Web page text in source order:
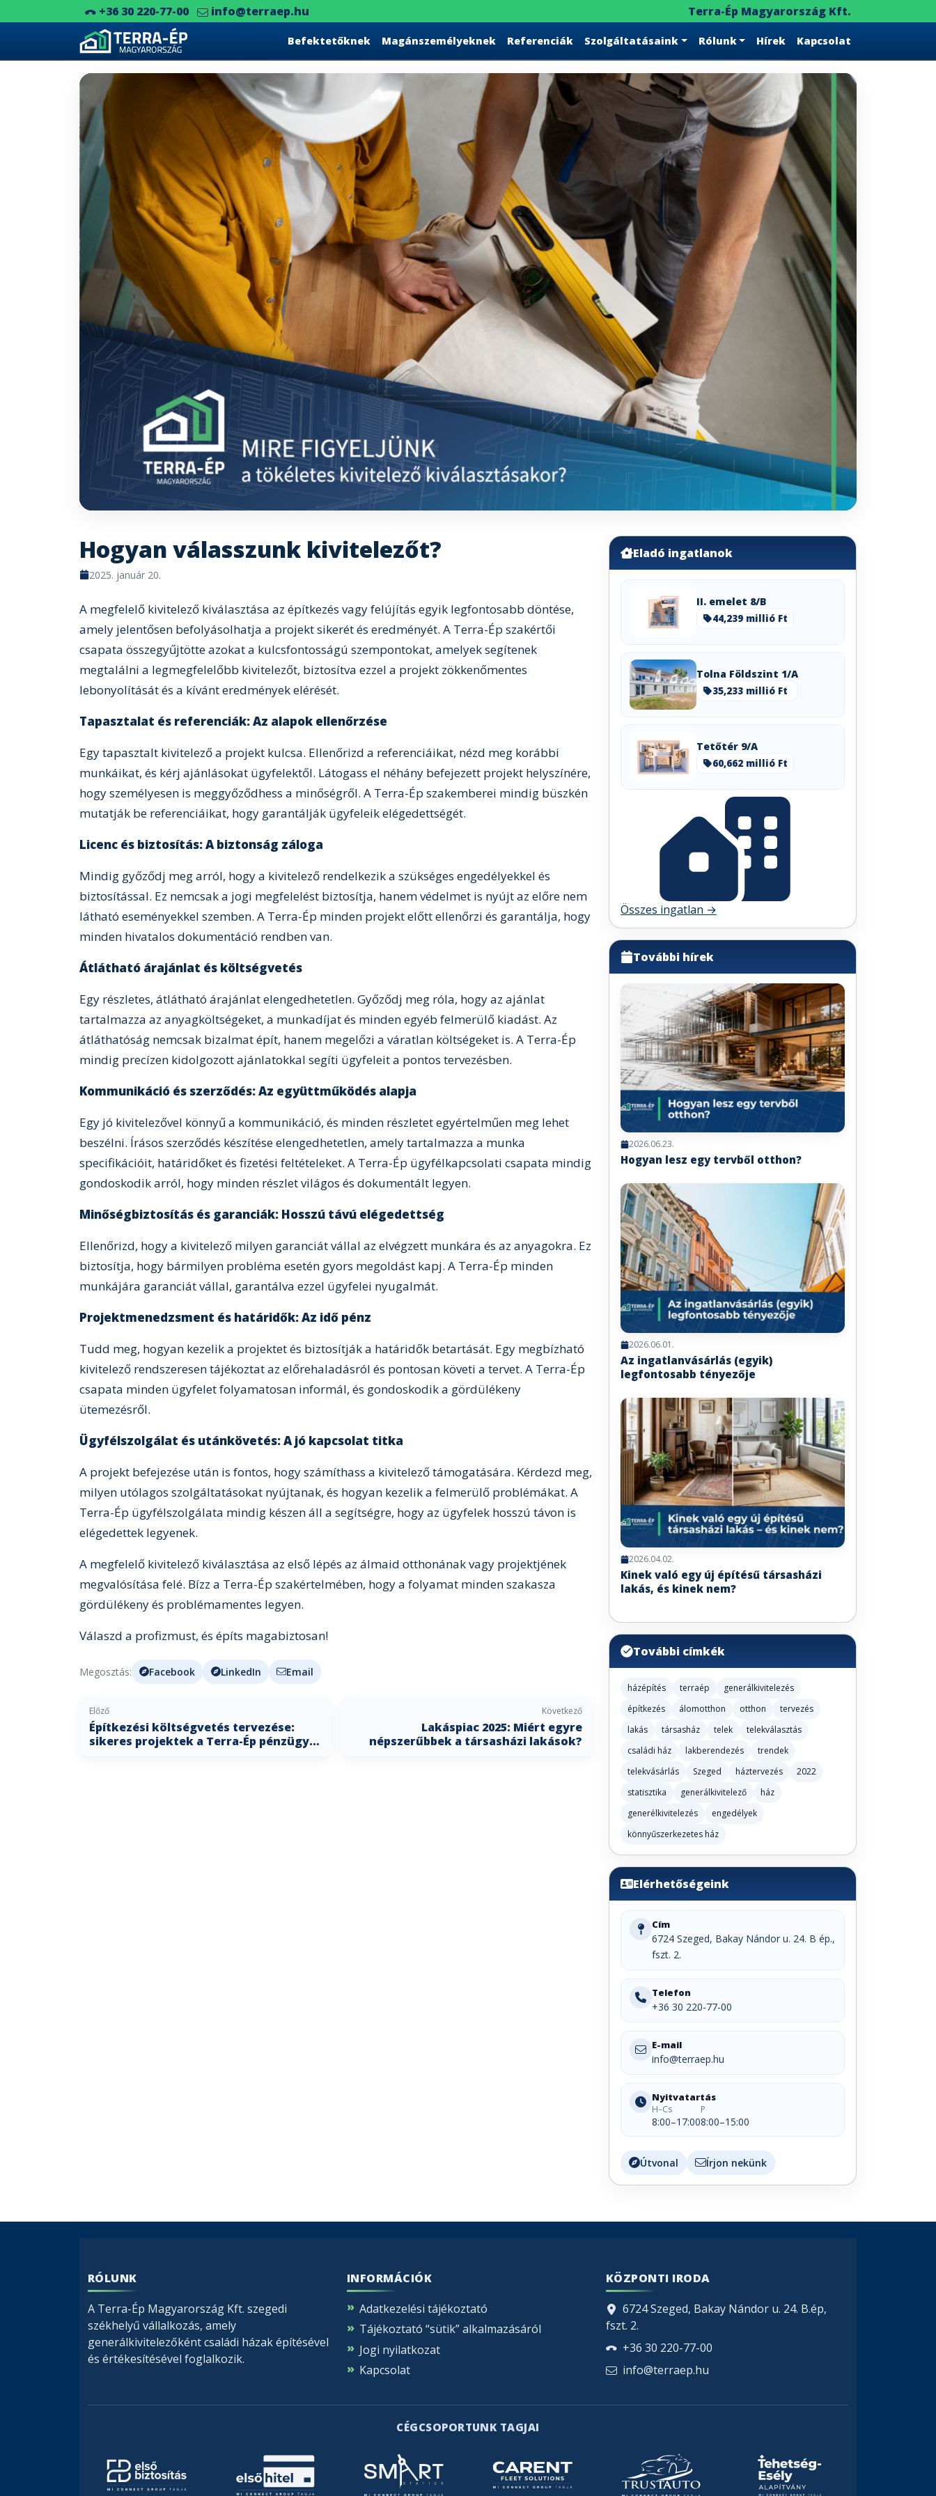
+36 30 220-77-00 info@terraep.hu Terra-Ép Magyarország Kft.
Main Navigation Befektetőknek Magánszemélyeknek Referenciák Szolgáltatásaink Rólunk Hírek Kapcsolat
Hogyan válasszunk kivitelezőt?
2025. január 20.
A megfelelő kivitelező kiválasztása az építkezés vagy felújítás egyik legfontosabb döntése,
amely jelentősen befolyásolhatja a projekt sikerét és eredményét. A Terra-Ép szakértői
csapata összegyűjtötte azokat a kulcsfontosságú szempontokat, amelyek segítenek
megtalálni a legmegfelelőbb kivitelezőt, biztosítva ezzel a projekt zökkenőmentes
lebonyolítását és a kívánt eredmények elérését.
Tapasztalat és referenciák: Az alapok ellenőrzése
Egy tapasztalt kivitelező a projekt kulcsa. Ellenőrizd a referenciáikat, nézd meg korábbi
munkáikat, és kérj ajánlásokat ügyfelektől. Látogass el néhány befejezett projekt helyszínére,
hogy személyesen is meggyőződhess a minőségről. A Terra-Ép szakemberei mindig büszkén
mutatják be referenciáikat, hogy garantálják ügyfeleik elégedettségét.
Licenc és biztosítás: A biztonság záloga
Mindig győződj meg arról, hogy a kivitelező rendelkezik a szükséges engedélyekkel és
biztosítással. Ez nemcsak a jogi megfelelést biztosítja, hanem védelmet is nyújt az előre nem
látható eseményekkel szemben. A Terra-Ép minden projekt előtt ellenőrzi és garantálja, hogy
minden hivatalos dokumentáció rendben van.
Átlátható árajánlat és költségvetés
Egy részletes, átlátható árajánlat elengedhetetlen. Győződj meg róla, hogy az ajánlat
tartalmazza az anyagköltségeket, a munkadíjat és minden egyéb felmerülő kiadást. Az
átláthatóság nemcsak bizalmat épít, hanem megelőzi a váratlan költségeket is. A Terra-Ép
mindig precízen kidolgozott ajánlatokkal segíti ügyfeleit a pontos tervezésben.
Kommunikáció és szerződés: Az együttműködés alapja
Egy jó kivitelezővel könnyű a kommunikáció, és minden részletet egyértelműen meg lehet
beszélni. Írásos szerződés készítése elengedhetetlen, amely tartalmazza a munka
specifikációit, határidőket és fizetési feltételeket. A Terra-Ép ügyfélkapcsolati csapata mindig
gondoskodik arról, hogy minden részlet világos és dokumentált legyen.
Minőségbiztosítás és garanciák: Hosszú távú elégedettség
Ellenőrizd, hogy a kivitelező milyen garanciát vállal az elvégzett munkára és az anyagokra. Ez
biztosítja, hogy bármilyen probléma esetén gyors megoldást kapj. A Terra-Ép minden
munkájára garanciát vállal, garantálva ezzel ügyfelei nyugalmát.
Projektmenedzsment és határidők: Az idő pénz
Tudd meg, hogyan kezelik a projektet és biztosítják a határidők betartását. Egy megbízható
kivitelező rendszeresen tájékoztat az előrehaladásról és pontosan követi a tervet. A Terra-Ép
csapata minden ügyfelet folyamatosan informál, és gondoskodik a gördülékeny
ütemezésről.
Ügyfélszolgálat és utánkövetés: A jó kapcsolat titka
A projekt befejezése után is fontos, hogy számíthass a kivitelező támogatására. Kérdezd meg,
milyen utólagos szolgáltatásokat nyújtanak, és hogyan kezelik a felmerülő problémákat. A
Terra-Ép ügyfélszolgálata mindig készen áll a segítségre, hogy az ügyfelek hosszú távon is
elégedettek legyenek.
A megfelelő kivitelező kiválasztása az első lépés az álmaid otthonának vagy projektjének
megvalósítása felé. Bízz a Terra-Ép szakértelmében, hogy a folyamat minden szakasza
gördülékeny és problémamentes legyen.
Válaszd a profizmust, és építs magabiztosan!
Megosztás: Facebook LinkedIn Email
Előző
Építkezési költségvetés tervezése:
sikeres projektek a Terra-Ép pénzügyi
Következő
Lakáspiac 2025: Miért egyre
népszerűbbek a társasházi lakások?
Eladó ingatlanok
II. emelet 8/B
44,239 millió Ft
Tolna Földszint 1/A
35,233 millió Ft
Tetőtér 9/A
60,662 millió Ft
Összes ingatlan →
További hírek
2026.06.23.
Hogyan lesz egy tervből otthon?
2026.06.01.
Az ingatlanvásárlás (egyik)
legfontosabb tényezője
2026.04.02.
Kinek való egy új építésű társasházi
lakás, és kinek nem?
További címkék
házépítés terraép
generálkivitelezés
építkezés
álomotthon otthon
tervezés
lakás
társasház telek
telekválasztás
családi ház
lakberendezés
trendek
telekvásárlás
Szeged háztervezés
2022
statisztika
generálkivitelező
ház
generélkivitelezés
engedélyek
könnyűszerkezetes ház
Elérhetőségeink
Cím
6724 Szeged, Bakay Nándor u. 24. B ép.,
fszt. 2.
Telefon
+36 30 220-77-00
E-mail
info@terraep.hu
Nyitvatartás
H–Cs
8:00–17:00
P
8:00–15:00
Útvonal Írjon nekünk
RÓLUNK
A Terra-Ép Magyarország Kft. szegedi
székhelyű vállalkozás, amely
generálkivitelezőként családi házak építésével
és értékesítésével foglalkozik.
INFORMÁCIÓK
Adatkezelési tájékoztató
Tájékoztató “sütik” alkalmazásáról
Jogi nyilatkozat
Kapcsolat
KÖZPONTI IRODA
6724 Szeged, Bakay Nándor u. 24. B.ép,
fszt. 2.
+36 30 220-77-00
info@terraep.hu
CÉGCSOPORTUNK TAGJAI